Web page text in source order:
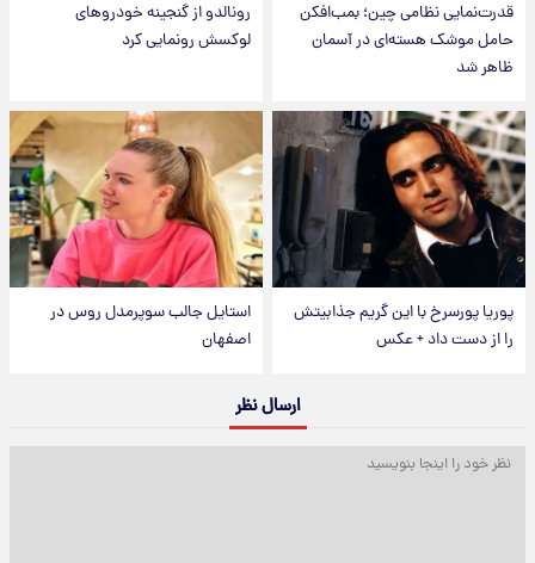
قدرت‌نمایی نظامی چین؛ بمب‌افکن
حامل موشک هسته‌ای در آسمان
ظاهر شد
رونالدو از گنجینه خودروهای
لوکسش رونمایی کرد
پوریا پورسرخ با این گریم جذابیتش
را از دست داد + عکس
استایل جالب سوپرمدل روس در
اصفهان
ارسال نظر